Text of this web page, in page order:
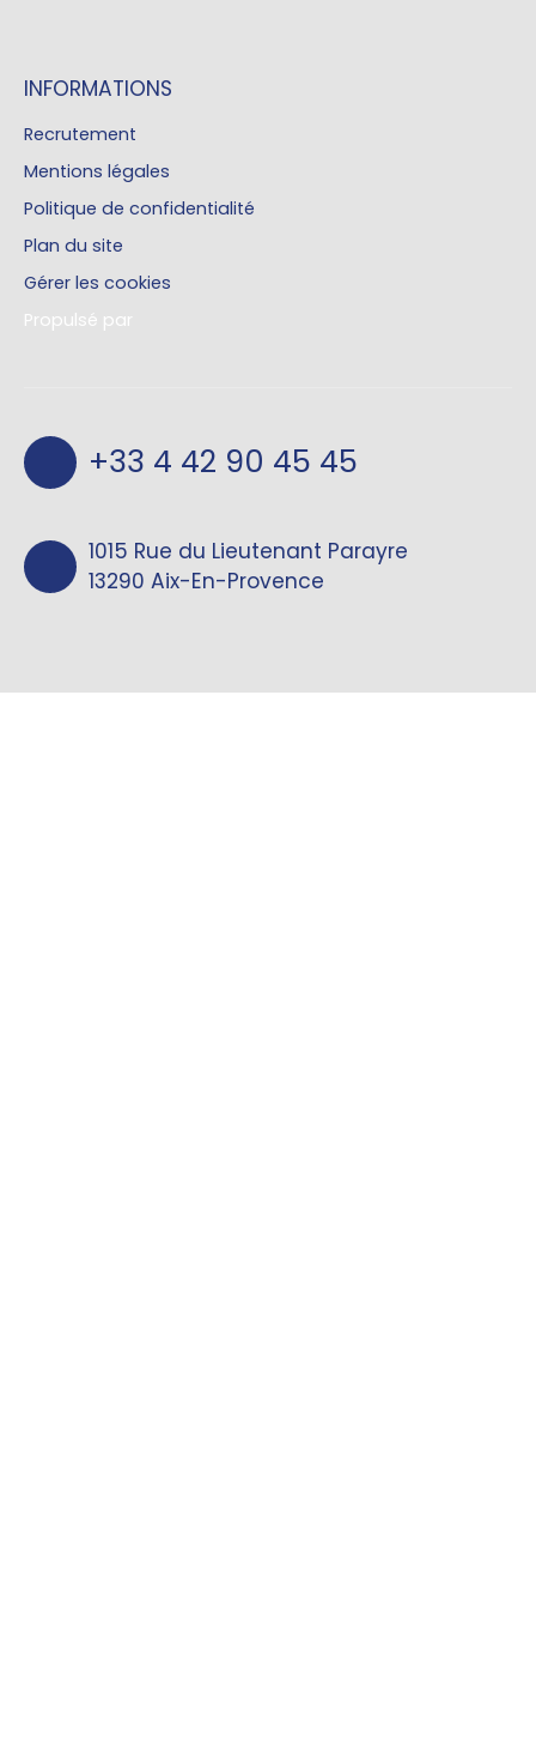
INFORMATIONS
Recrutement
Mentions légales
Politique de confidentialité
Plan du site
Gérer les cookies
Propulsé par
+33 4 42 90 45 45
1015 Rue du Lieutenant Parayre
13290 Aix-En-Provence